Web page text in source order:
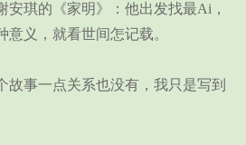
琪的《家明》：他出发找最Ai，
义，就看世间怎记载。
事一点关系也没有，我只是写到